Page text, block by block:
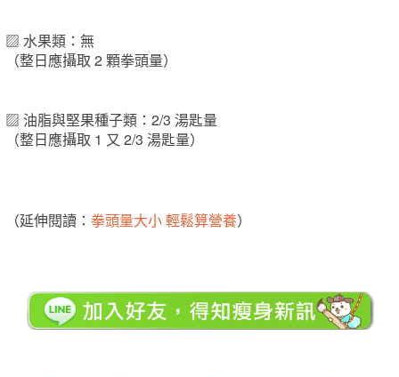
▨ 水果類：無
（整日應攝取 2 顆拳頭量）
▨ 油脂與堅果種子類：2/3 湯匙量
（整日應攝取 1 又 2/3 湯匙量）
（延伸閱讀： 拳頭量大小 輕鬆算營養）